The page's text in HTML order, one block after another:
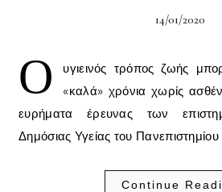
14/01/2020
Ο
υγιεινός τρόπος ζωής
«καλά» χρόνια χωρίς
ευρήματα έρευνας των
Δημόσιας Υγείας του
Continue